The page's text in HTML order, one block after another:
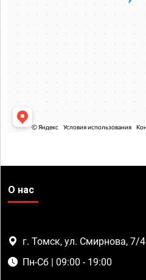
О нас
г. Томск, ул. Смирнова, 7/4
Пн-Сб | 09:00 - 19:00